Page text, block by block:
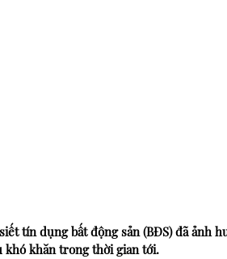
tín dụng bất động sản (BĐS) đã ảnh
khó khăn trong thời gian tới.